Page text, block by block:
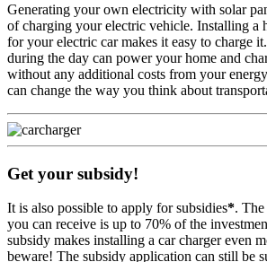
Generating your own electricity with solar
of charging your electric vehicle. Installing a
for your electric car makes it easy to charge
during the day can power your home and
without any additional costs from your
can change the way you think about
Get your subsidy!
It is also possible to apply for subsidies*.
you can receive is up to 70% of the
subsidy makes installing a car charger even
beware! The subsidy application can still be